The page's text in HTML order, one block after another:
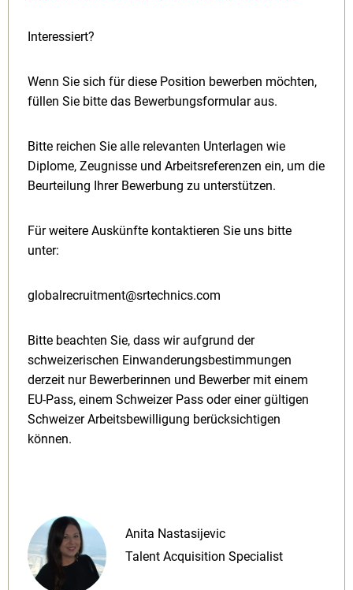
Interessiert?
Wenn Sie sich für diese Position bewerben möchten,
füllen Sie bitte das Bewerbungsformular aus.
Bitte reichen Sie alle relevanten Unterlagen wie
Diplome, Zeugnisse und Arbeitsreferenzen ein, um die
Beurteilung Ihrer Bewerbung zu unterstützen.
Für weitere Auskünfte kontaktieren Sie uns bitte
unter:
globalrecruitment@srtechnics.com
Bitte beachten Sie, dass wir aufgrund der
schweizerischen Einwanderungsbestimmungen
derzeit nur Bewerberinnen und Bewerber mit einem
EU-Pass, einem Schweizer Pass oder einer gültigen
Schweizer Arbeitsbewilligung berücksichtigen
können.
Anita Nastasijevic
Talent Acquisition Specialist